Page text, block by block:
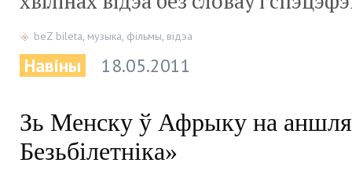
beZ bileta, музыка, фільмы, відэа
Навіны 18.05.2011
Зь Менску ў Афрыку на
Безьбілетніка»